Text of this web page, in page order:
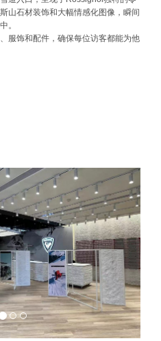
山石材装饰和大幅情感化图像，瞬间
。
服饰和配件，确保每位访客都能为他